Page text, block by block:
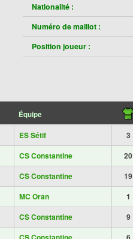
Nationalité :
Numéro de maillot :
Position joueur :
Équipe
ES Sétif 3
CS Constantine 20
CS Constantine 19
MC Oran 1
CS Constantine 9